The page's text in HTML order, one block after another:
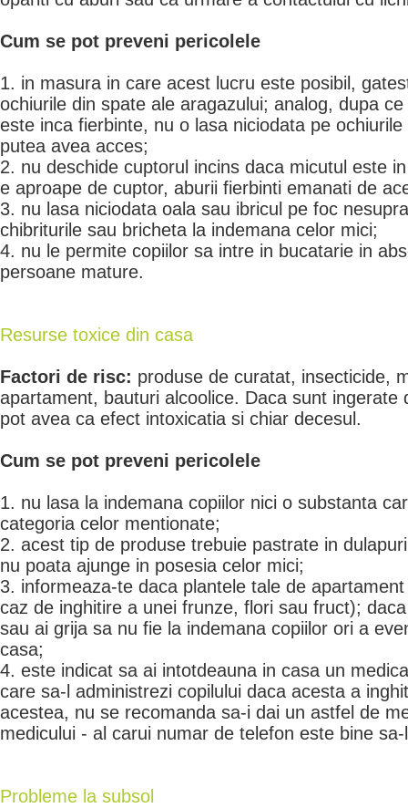
Cum se pot preveni pericolele
1. in masura in care acest lucru este posibil,
ochiurile din spate ale aragazului; analog, dupa
este inca fierbinte, nu o lasa niciodata pe
putea avea acces;
2. nu deschide cuptorul incins daca micutul este
e aproape de cuptor, aburii fierbinti emanati de
3. nu lasa niciodata oala sau ibricul pe foc
chibriturile sau bricheta la indemana celor mici;
4. nu le permite copiilor sa intre in bucatarie in
persoane mature.
Resurse toxice din casa
Factori de risc: produse de curatat, insecticide,
apartament, bauturi alcoolice. Daca sunt ingerate
pot avea ca efect intoxicatia si chiar decesul.
Cum se pot preveni pericolele
1. nu lasa la indemana copiilor nici o substanta
categoria celor mentionate;
2. acest tip de produse trebuie pastrate in
nu poata ajunge in posesia celor mici;
3. informeaza-te daca plantele tale de
caz de inghitire a unei frunze, flori sau fruct);
sau ai grija sa nu fie la indemana copiilor ori a
casa;
4. este indicat sa ai intotdeauna in casa un
care sa-l administrezi copilului daca acesta a
acestea, nu se recomanda sa-i dai un astfel de
medicului - al carui numar de telefon este bine
Probleme la subsol